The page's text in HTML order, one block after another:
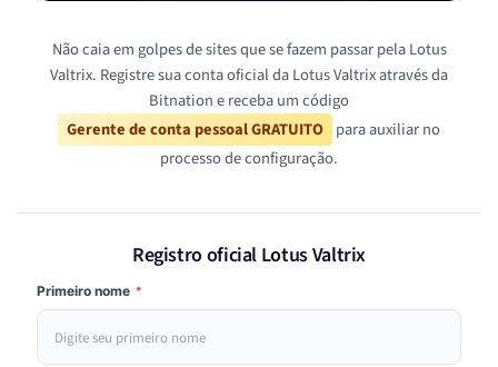
Não caia em golpes de sites que se fazem passar pela Lotus
Valtrix. Registre sua conta oficial da Lotus Valtrix através da
Bitnation e receba um código
Gerente de conta pessoal GRATUITO para auxiliar no
processo de configuração.
Registro oficial Lotus Valtrix
Primeiro nome *